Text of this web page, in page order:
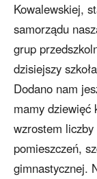
Kowalewskiej,
samorządu
grup
dzisiejszy
Dodano nam
mamy dziewięć
wzrostem liczby
pomieszczeń,
gimnastycznej.